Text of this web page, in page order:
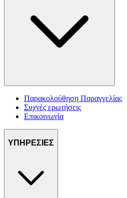
Παρακολούθηση Παραγγελίας
Συχνές ερωτήσεις
Επικοινωνία
ΥΠΗΡΕΣΙΕΣ